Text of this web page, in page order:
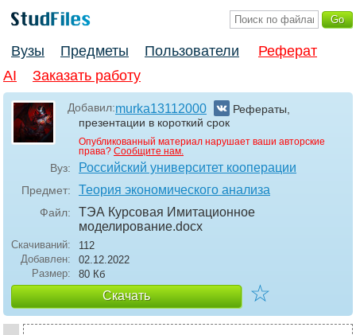
Вузы Предметы Пользователи
Реферат
AI
Заказать работу
Добавил:murka13112000
Рефераты,
презентации в короткий срок
Опубликованный материал нарушает ваши авторские
права? Сообщите нам.
Вуз: Российский университет кооперации
Предмет: Теория экономического анализа
Файл:
ТЭА Курсовая Имитационное
моделирование.docx
Скачиваний:
112
Добавлен:
02.12.2022
Размер:
80 Кб
Скачать ☆